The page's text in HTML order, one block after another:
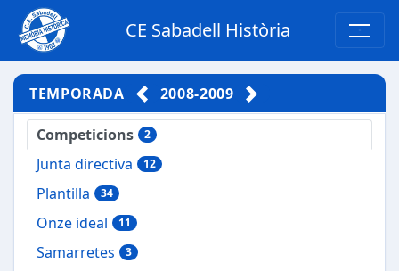
CE Sabadell Història
TEMPORADA 2008-2009
Competicions 2
Junta directiva 12
Plantilla 34
Onze ideal 11
Samarretes 3